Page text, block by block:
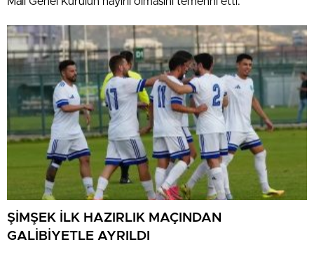
ŞİMŞEK İLK HAZIRLIK MAÇINDAN
GALİBİYETLE AYRILDI